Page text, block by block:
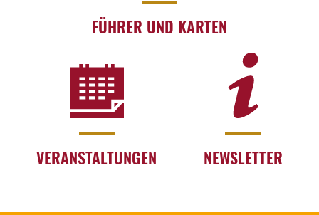
FÜHRER UND KARTEN
VERANSTALTUNGEN NEWSLETTER